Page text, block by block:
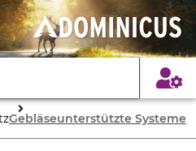
Gebläseunterstützte Systeme